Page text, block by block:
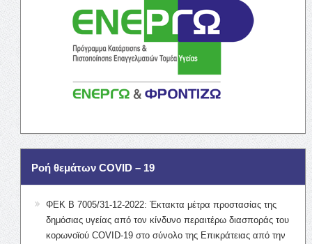
Ροή θεμάτων COVID – 19
ΦΕΚ Β 7005/31-12-2022: Έκτακτα μέτρα προστασίας της
δημόσιας υγείας από τον κίνδυνο περαιτέρω διασποράς του
κορωνοϊού COVID-19 στο σύνολο της Επικράτειας από την